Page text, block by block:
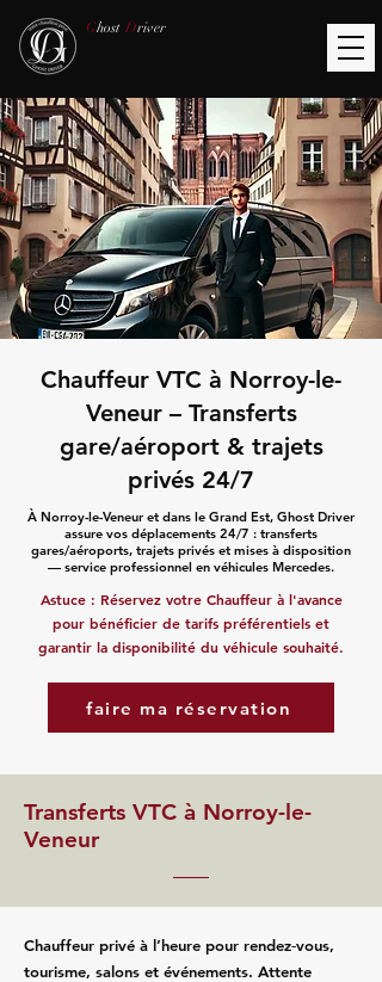
Ghost Driver
Chauffeur VTC à Norroy-le-
Veneur – Transferts
gare/aéroport & trajets
privés 24/7
À Norroy-le-Veneur et dans le Grand Est, Ghost Driver
assure vos déplacements 24/7 : transferts
gares/aéroports, trajets privés et mises à disposition
— service professionnel en véhicules Mercedes.
Astuce : Réservez votre Chauffeur à l'avance
pour bénéficier de tarifs préférentiels et
garantir la disponibilité du véhicule souhaité.
faire ma réservation
Transferts VTC à Norroy-le-
Veneur
Chauffeur privé à l’heure pour rendez‑vous,
tourisme, salons et événements. Attente